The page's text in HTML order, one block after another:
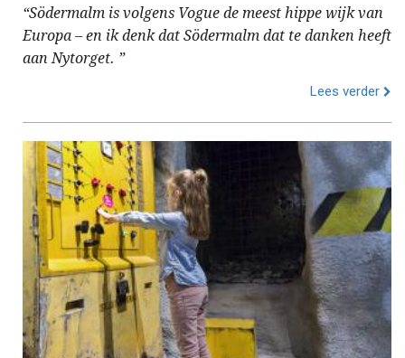
“Södermalm is volgens Vogue de meest hippe wijk van
Europa – en ik denk dat Södermalm dat te danken heeft
aan Nytorget. ”
Lees verder